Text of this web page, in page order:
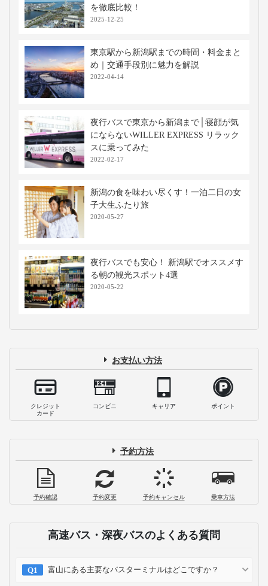
を徹底比較！
2025-12-25
東京駅から新潟駅までの時間・料金まと
め｜交通手段別に魅力を解説
2022-04-14
夜行バスで東京から新潟まで│寝顔が気
にならないWILLER EXPRESS リラック
スに乗ってみた
2022-02-17
新潟の食を味わい尽くす！一泊二日の女
子大生ふたり旅
2020-05-27
夜行バスでも安心！ 新潟駅でオススメす
る朝の観光スポット4選
2020-05-22
お支払い方法
クレジット
カード
コンビニ キャリア ポイント
予約方法
予約確認 予約変更 予約キャンセル 乗車方法
高速バス・深夜バスのよくある質問
富山にある主要なバスターミナルはどこですか？